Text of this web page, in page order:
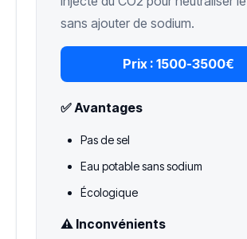
sans ajouter de sodium.
Prix : 1500-3500€
✅ Avantages
Pas de sel
Eau potable sans sodium
Écologique
⚠️ Inconvénients